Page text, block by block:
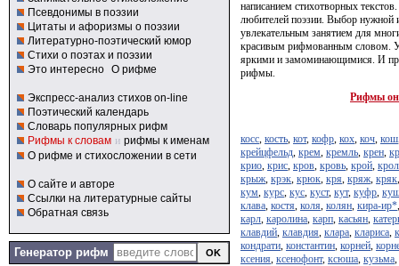
Псевдонимы в поэзии
Цитаты и афоризмы о поэзии
Литературно-поэтический юмор
Стихи о поэтах и поэзии
Это интересно О рифме
Экспресс-анализ стихов on-line
Поэтический календарь
Словарь популярных рифм
Рифмы к словам и рифмы к именам
О рифме и стихосложении в сети
О сайте и авторе
Ссылки на литературные сайты
Обратная связь
Генератор рифм
написанием стихотворных
любителей поэзии. Выбор нужной
увлекательным занятием для
красивым рифмованным словом.
яркими и замоминающимися. И
рифмы.
Рифмы
косс, кость, кот, кофр, кох, коч, кош
крейцфельд, крем, кремль, крен,
крио, крис, кров, кровь, крой,
крыж, крэк, крюк, кря, кряж, кряк
кум, курс, кус, куст, кут, куфр,
клава, костя, коля, колян, кира-ир*
карл, каролина, карп, касьян,
клавдий, клавдия, клара, клариса,
кондрати, константин, корней,
ксения, ксенофонт, ксюша, кузьма,